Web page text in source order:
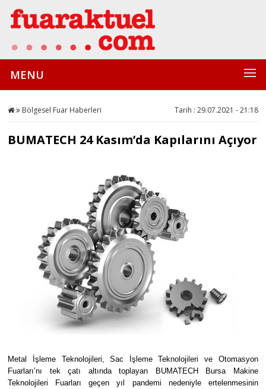
MENU
Bölgesel Fuar Haberleri Tarih : 29.07.2021 - 21:18
BUMATECH 24 Kasım’da Kapılarını Açıyor
Metal İşleme Teknolojileri, Sac İşleme Teknolojileri ve Otomasyon
Fuarları’nı tek çatı altında toplayan BUMATECH Bursa Makine
Teknolojileri Fuarları geçen yıl pandemi nedeniyle ertelenmesinin